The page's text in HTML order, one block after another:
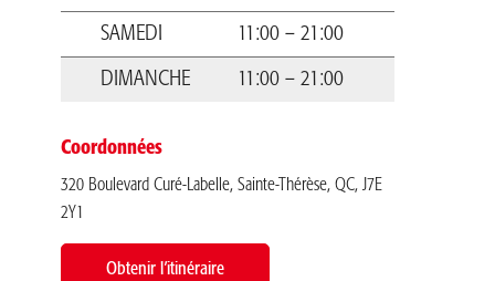
SAMEDI 11:00 – 21:00
DIMANCHE 11:00 – 21:00
Coordonnées
320 Boulevard Curé-Labelle, Sainte-Thérèse, QC, J7E
2Y1
Obtenir l’itinéraire